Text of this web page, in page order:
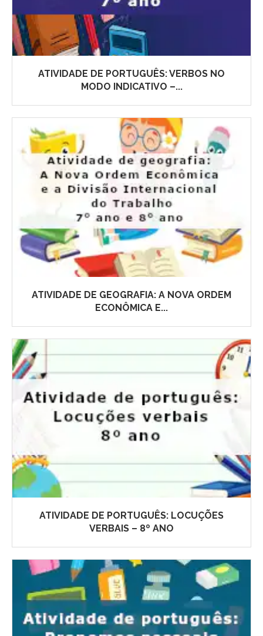
ATIVIDADE DE PORTUGUÊS: VERBOS NO
MODO INDICATIVO –...
ATIVIDADE DE GEOGRAFIA: A NOVA ORDEM
ECONÔMICA E...
ATIVIDADE DE PORTUGUÊS: LOCUÇÕES
VERBAIS – 8º ANO